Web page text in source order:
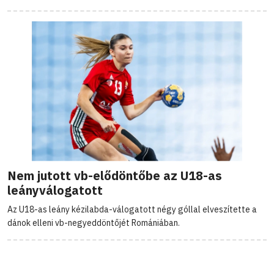
Nem jutott vb-elődöntőbe az U18-as
leányválogatott
Az U18-as leány kézilabda-válogatott négy góllal elveszítette a
dánok elleni vb-negyeddöntőjét Romániában.